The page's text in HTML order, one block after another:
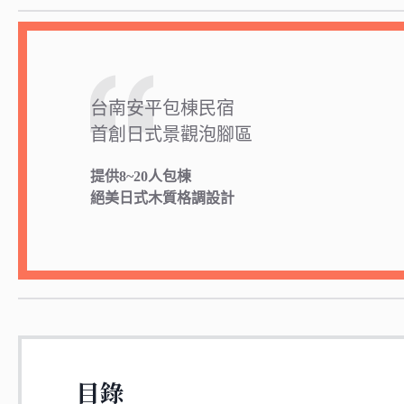
台南安平包棟民宿
首創日式景觀泡腳區
提供8~20人包棟
絕美日式木質格調設計
目錄